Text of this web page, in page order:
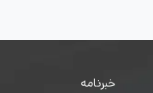
خبرنامه